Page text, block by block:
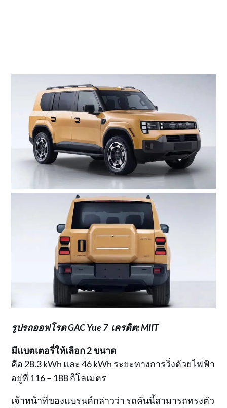
รูปรถออฟโรด GAC Yue 7 เครดิต: MIIT
มีแบตเตอรี่ให้เลือก 2 ขนาด
คือ 28.3 kWh และ 46 kWh ระยะทางการวิ่งด้วยไฟฟ้า
อยู่ที่ 116 – 188 กิโลเมตร
เจ้าหน้าที่ของแบรนด์กล่าวว่า รถคันนี้สามารถทรงตัว